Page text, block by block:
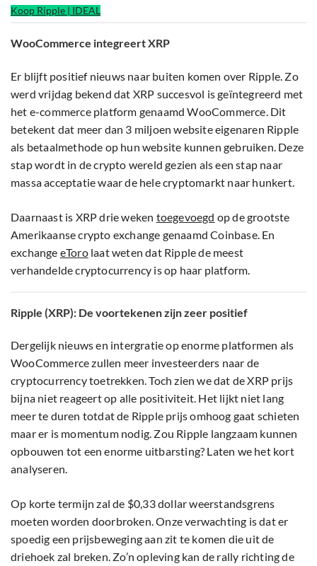
Koop Ripple | IDEAL
WooCommerce integreert XRP
Er blijft positief nieuws naar buiten komen over Ripple. Zo
werd vrijdag bekend dat XRP succesvol is geïntegreerd met
het e-commerce platform genaamd WooCommerce. Dit
betekent dat meer dan 3 miljoen website eigenaren Ripple
als betaalmethode op hun website kunnen gebruiken. Deze
stap wordt in de crypto wereld gezien als een stap naar
massa acceptatie waar de hele cryptomarkt naar hunkert.
Daarnaast is XRP drie weken toegevoegd op de grootste
Amerikaanse crypto exchange genaamd Coinbase. En
exchange eTorolaat weten dat Ripple de meest
verhandelde cryptocurrency is op haar platform.
Ripple (XRP): De voortekenen zijn zeer positief
Dergelijk nieuws en intergratie op enorme platformen als
WooCommerce zullen meer investeerders naar de
cryptocurrency toetrekken. Toch zien we dat de XRP prijs
bijna niet reageert op alle positiviteit. Het lijkt niet lang
meer te duren totdat de Ripple prijs omhoog gaat schieten
maar er is momentum nodig. Zou Ripple langzaam kunnen
opbouwen tot een enorme uitbarsting? Laten we het kort
analyseren.
Op korte termijn zal de $0,33 dollar weerstandsgrens
moeten worden doorbroken. Onze verwachting is dat er
spoedig een prijsbeweging aan zit te komen die uit de
driehoek zal breken. Zo’n opleving kan de rally richting de